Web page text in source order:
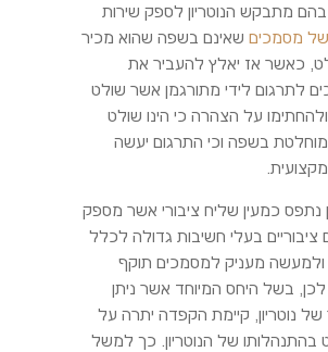
מתבקש הנוטריון לספק שירות
של מסמכים שאינם בשפה שהוא מכיר
כאשר אז יאלץ להעביר את
לתרגום לידי מתורגמן אשר שולט
על הצהרה כי הינו שולט
בשפה וכי התרגום יעשה
נתפס כמעין שליח ציבורי אשר מספק
ציבוריים בעלי חשיבות גדולה לכלל
ולמעשה מעניק למסמכים תוקף
לכן, בשל היחס המיוחד אשר ניתן
של נוטריון, קיימת הקפדה יתרה על
בהתנהלותו של הנוטריון. כך למשל